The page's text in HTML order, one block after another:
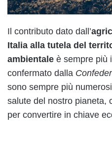
Il contributo dato dall’
Italia alla tutela del
ambientale è sempre più
confermato dalla
sono sempre più
salute del nostro pianeta,
per convertire in chiave